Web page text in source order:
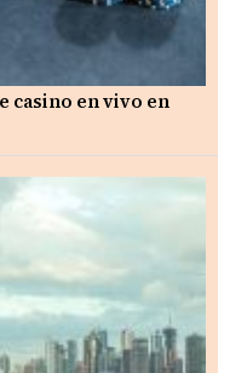
casino en vivo en